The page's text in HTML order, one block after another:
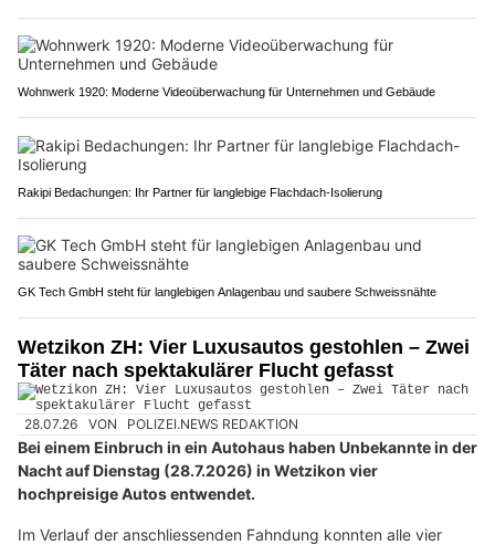
Wohnwerk 1920: Moderne Videoüberwachung für Unternehmen und Gebäude
Rakipi Bedachungen: Ihr Partner für langlebige Flachdach-Isolierung
GK Tech GmbH steht für langlebigen Anlagenbau und saubere Schweissnähte
Wetzikon ZH: Vier Luxusautos gestohlen – Zwei
Täter nach spektakulärer Flucht gefasst
28.07.26 VON POLIZEI.NEWS REDAKTION
Bei einem Einbruch in ein Autohaus haben Unbekannte in der
Nacht auf Dienstag (28.7.2026) in Wetzikon vier
hochpreisige Autos entwendet.
Im Verlauf der anschliessenden Fahndung konnten alle vier